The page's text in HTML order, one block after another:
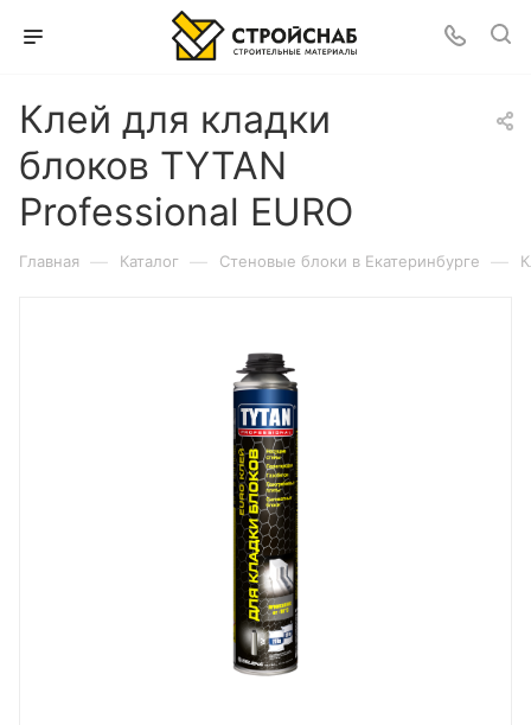
Клей для кладки
блоков TYTAN
Professional EURO
Главная — Каталог — Cтеновые блоки в Екатеринбурге —